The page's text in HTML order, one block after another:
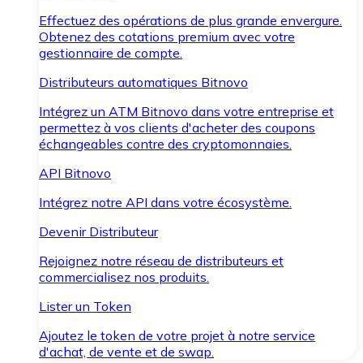
Effectuez des opérations de plus grande envergure.
Obtenez des cotations premium avec votre
gestionnaire de compte.
Distributeurs automatiques Bitnovo
Intégrez un ATM Bitnovo dans votre entreprise et
permettez à vos clients d'acheter des coupons
échangeables contre des cryptomonnaies.
API Bitnovo
Intégrez notre API dans votre écosystème.
Devenir Distributeur
Rejoignez notre réseau de distributeurs et
commercialisez nos produits.
Lister un Token
Ajoutez le token de votre projet à notre service
d'achat, de vente et de swap.